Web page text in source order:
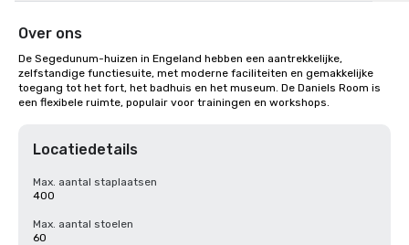
Over ons
De Segedunum-huizen in Engeland hebben een aantrekkelijke,
zelfstandige functiesuite, met moderne faciliteiten en gemakkelijke
toegang tot het fort, het badhuis en het museum. De Daniels Room is
een flexibele ruimte, populair voor trainingen en workshops.
Locatiedetails
Max. aantal staplaatsen
400
Max. aantal stoelen
60